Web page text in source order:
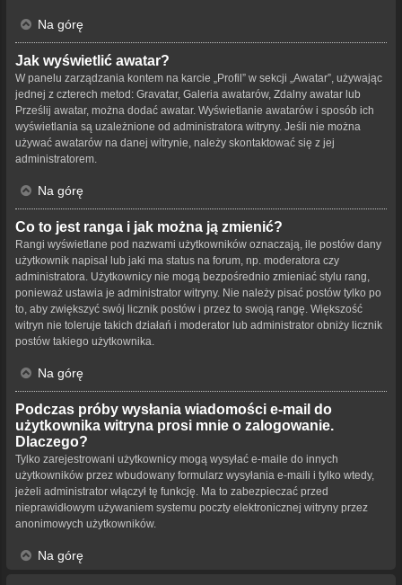
Na górę
Jak wyświetlić awatar?
W panelu zarządzania kontem na karcie „Profil” w sekcji „Awatar”, używając
jednej z czterech metod: Gravatar, Galeria awatarów, Zdalny awatar lub
Prześlij awatar, można dodać awatar. Wyświetlanie awatarów i sposób ich
wyświetlania są uzależnione od administratora witryny. Jeśli nie można
używać awatarów na danej witrynie, należy skontaktować się z jej
administratorem.
Na górę
Co to jest ranga i jak można ją zmienić?
Rangi wyświetlane pod nazwami użytkowników oznaczają, ile postów dany
użytkownik napisał lub jaki ma status na forum, np. moderatora czy
administratora. Użytkownicy nie mogą bezpośrednio zmieniać stylu rang,
ponieważ ustawia je administrator witryny. Nie należy pisać postów tylko po
to, aby zwiększyć swój licznik postów i przez to swoją rangę. Większość
witryn nie toleruje takich działań i moderator lub administrator obniży licznik
postów takiego użytkownika.
Na górę
Podczas próby wysłania wiadomości e-mail do
użytkownika witryna prosi mnie o zalogowanie.
Dlaczego?
Tylko zarejestrowani użytkownicy mogą wysyłać e-maile do innych
użytkowników przez wbudowany formularz wysyłania e-maili i tylko wtedy,
jeżeli administrator włączył tę funkcję. Ma to zabezpieczać przed
nieprawidłowym używaniem systemu poczty elektronicznej witryny przez
anonimowych użytkowników.
Na górę